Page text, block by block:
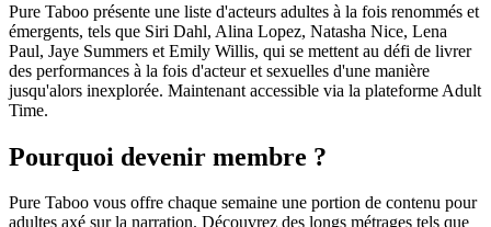
Pure Taboo présente une liste d'acteurs adultes à la fois renommés et
émergents, tels que Siri Dahl, Alina Lopez, Natasha Nice, Lena
Paul, Jaye Summers et Emily Willis, qui se mettent au défi de livrer
des performances à la fois d'acteur et sexuelles d'une manière
jusqu'alors inexplorée. Maintenant accessible via la plateforme Adult
Time.
Pourquoi devenir membre ?
Pure Taboo vous offre chaque semaine une portion de contenu pour
adultes axé sur la narration. Découvrez des longs métrages tels que